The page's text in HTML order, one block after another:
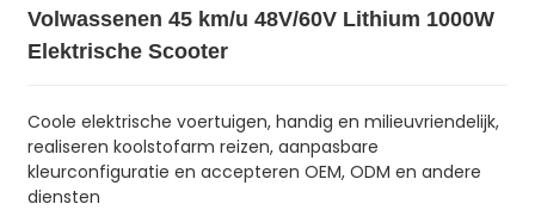
Volwassenen 45 km/u 48V/60V Lithium 1000W
Elektrische Scooter
Coole elektrische voertuigen, handig en milieuvriendelijk,
realiseren koolstofarm reizen, aanpasbare
kleurconfiguratie en accepteren OEM, ODM en andere
diensten